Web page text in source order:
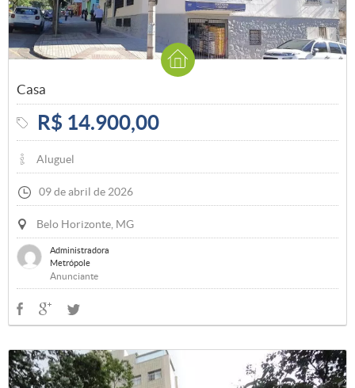
Casa
R$ 14.900,00
Aluguel
09 de abril de 2026
Belo Horizonte, MG
Administradora
Metrópole
Anunciante